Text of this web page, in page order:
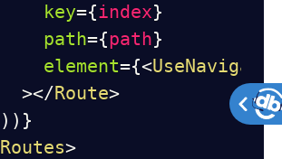
key={index}
path={path}
element={<UseNavigator
></Route>
) ) }
Routes>